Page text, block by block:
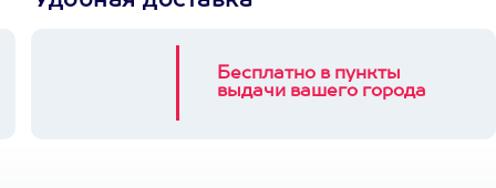
Бесплатно в пункты
выдачи вашего города